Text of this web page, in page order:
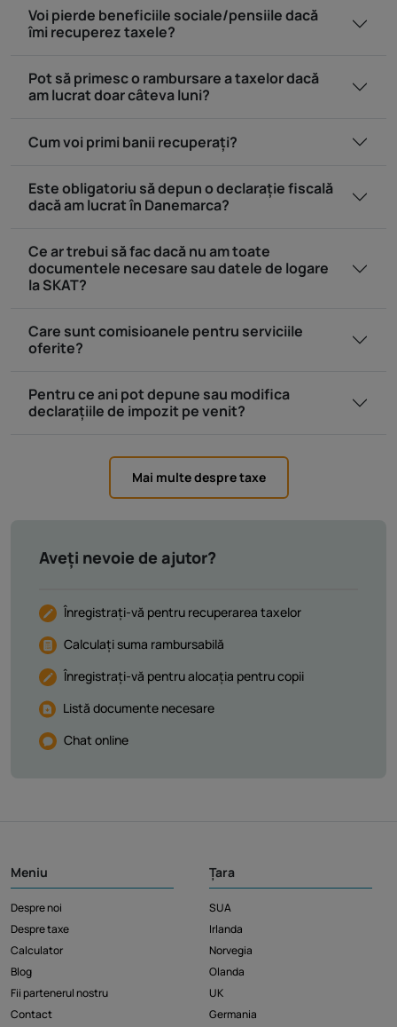
Voi pierde beneficiile sociale/pensiile dacă
îmi recuperez taxele?
Pot să primesc o rambursare a taxelor dacă
am lucrat doar câteva luni?
Cum voi primi banii recuperați?
Este obligatoriu să depun o declarație fiscală
dacă am lucrat în Danemarca?
Ce ar trebui să fac dacă nu am toate
documentele necesare sau datele de logare
la SKAT?
Care sunt comisioanele pentru serviciile
oferite?
Pentru ce ani pot depune sau modifica
declarațiile de impozit pe venit?
Mai multe despre taxe
Aveți nevoie de ajutor?
Înregistrați-vă pentru recuperarea taxelor
Calculați suma rambursabilă
Înregistrați-vă pentru alocația pentru copii
Listă documente necesare
Chat online
Meniu
Despre noi
Despre taxe
Calculator
Blog
Fii partenerul nostru
Contact
Țara
SUA
Irlanda
Norvegia
Olanda
UK
Germania